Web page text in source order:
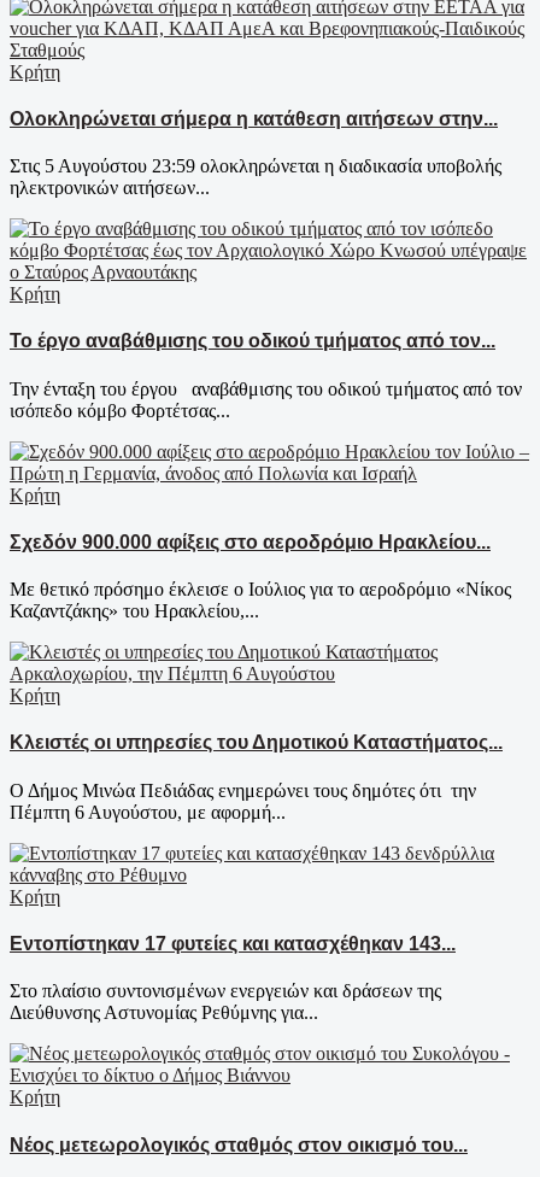
Κρήτη
Ολοκληρώνεται σήμερα η κατάθεση αιτήσεων στην...
Στις 5 Αυγούστου 23:59 ολοκληρώνεται η διαδικασία υποβολής
ηλεκτρονικών αιτήσεων...
Κρήτη
Το έργο αναβάθμισης του οδικού τμήματος από τον...
Την ένταξη του έργου αναβάθμισης του οδικού τμήματος από τον
ισόπεδο κόμβο Φορτέτσας...
Κρήτη
Σχεδόν 900.000 αφίξεις στο αεροδρόμιο Ηρακλείου...
Με θετικό πρόσημο έκλεισε ο Ιούλιος για το αεροδρόμιο «Νίκος
Καζαντζάκης» του Ηρακλείου,...
Κρήτη
Κλειστές οι υπηρεσίες του Δημοτικού Καταστήματος...
Ο Δήμος Μινώα Πεδιάδας ενημερώνει τους δημότες ότι την
Πέμπτη 6 Αυγούστου, με αφορμή...
Κρήτη
Εντοπίστηκαν 17 φυτείες και κατασχέθηκαν 143...
Στο πλαίσιο συντονισμένων ενεργειών και δράσεων της
Διεύθυνσης Αστυνομίας Ρεθύμνης για...
Κρήτη
Νέος μετεωρολογικός σταθμός στον οικισμό του...